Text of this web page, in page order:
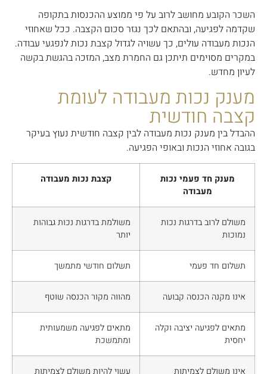
השכר הקובע מחושב לרוב על פי ממוצע ההכנסות בתקופה
שקדמה לפגיעה, ובהתאם לכך נגזר סכום הקצבה. ככל שאחוזי
הנכות מעבודה עולים, כך עשויה לגדול קצבת נכות לנפגעי עבודה.
במקרים מסוימים תיתכן גם החמרת מצב, המזכה בהגשת בקשה
לעיון מחדש.
מענק נכות מעבודה לעומת
קצבה חודשית
ההבדל בין מענק נכות מעבודה לבין קצבה חודשית נעוץ בעיקר
בגובה אחוזי הנכות ובאופי הפגיעה.
מענק חד פעמי נכות
מעבודה
קצבת נכות מעבודה
משולם לרוב בדרגות נכות
נמוכות
משולמת בדרגות נכות גבוהות
יותר
תשלום חד פעמי תשלום חודשי מתמשך
אינו מקנה הכנסה קבועה מהווה מקור הכנסה שוטף
מתאים לפגיעה יציבה וקלה
יחסית
מתאים לפגיעה משמעותית
ומתמשכת
אינו משולם לצמיתות עשוי להיות משולם לצמיתות